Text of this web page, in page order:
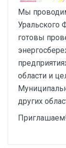
Мы
Уральского
готовы
области и
других